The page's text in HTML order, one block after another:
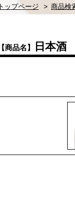
トップページ 商品検
【商品名】 日本